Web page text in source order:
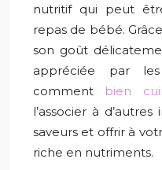
nutritif qui peut
repas de bébé.
son goût
appréciée par
comment bien
l’associer à
saveurs et offrir à
riche en nutriments.